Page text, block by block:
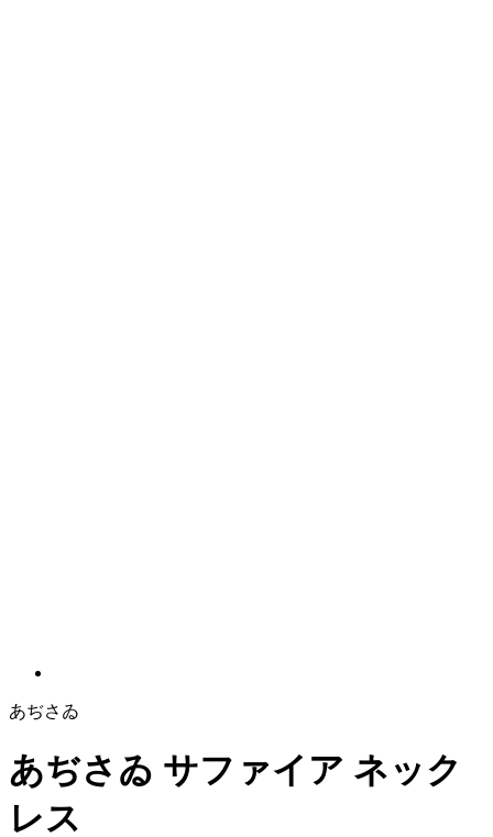
あぢさゐ
あぢさゐ サファイア ネック
レス